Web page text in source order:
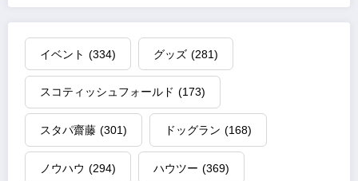
イベント (334) グッズ (281)
スコティッシュフォールド (173)
スタパ齋藤 (301) ドッグラン (168)
ノウハウ (294) ハウツー (369)